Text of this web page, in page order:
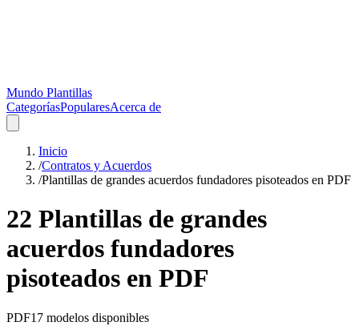
Mundo Plantillas
CategoríasPopularesAcerca de
Inicio
/Contratos y Acuerdos
/Plantillas de grandes acuerdos fundadores pisoteados en PDF
22 Plantillas de grandes
acuerdos fundadores
pisoteados en PDF
PDF17 modelos disponibles